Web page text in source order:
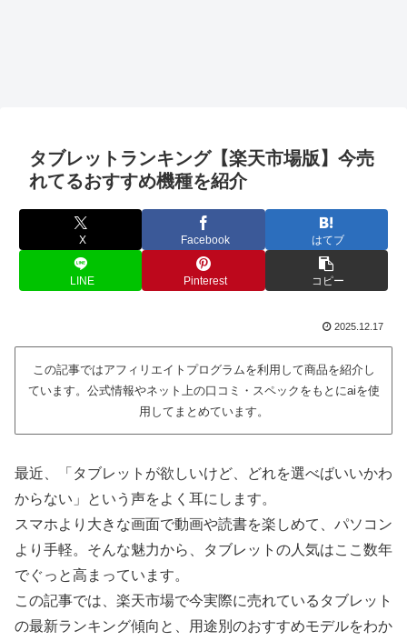
タブレットランキング【楽天市場版】今売
れてるおすすめ機種を紹介
X Facebook はてブ
LINE Pinterest コピー
2025.12.17
この記事ではアフィリエイトプログラムを利用して商品を紹介し
ています。公式情報やネット上の口コミ・スペックをもとにaiを使
用してまとめています。
最近、「タブレットが欲しいけど、どれを選べばいいかわ
からない」という声をよく耳にします。
スマホより大きな画面で動画や読書を楽しめて、パソコン
より手軽。そんな魅力から、タブレットの人気はここ数年
でぐっと高まっています。
この記事では、楽天市場で今実際に売れているタブレット
の最新ランキング傾向と、用途別のおすすめモデルをわか